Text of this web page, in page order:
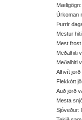
Mæligögn:
Úrkoman
Þurrir
Mestur
Mest
Meðalhiti
Meðalhiti
Alhvít jörð
Flekkótt
Auð jörð
Mesta
Sjóveður: